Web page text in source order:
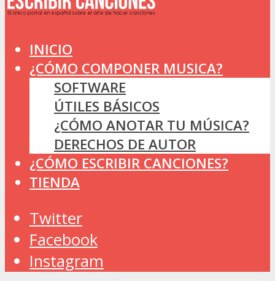
INICIO
¿CÓMO COMPONER MUSICA?
SOFTWARE
ÚTILES BÁSICOS
¿CÓMO ANOTAR TU MÚSICA?
DERECHOS DE AUTOR
¿CÓMO ESCRIBIR CANCIONES?
TIENDA
Twitter
Facebook
Instagram